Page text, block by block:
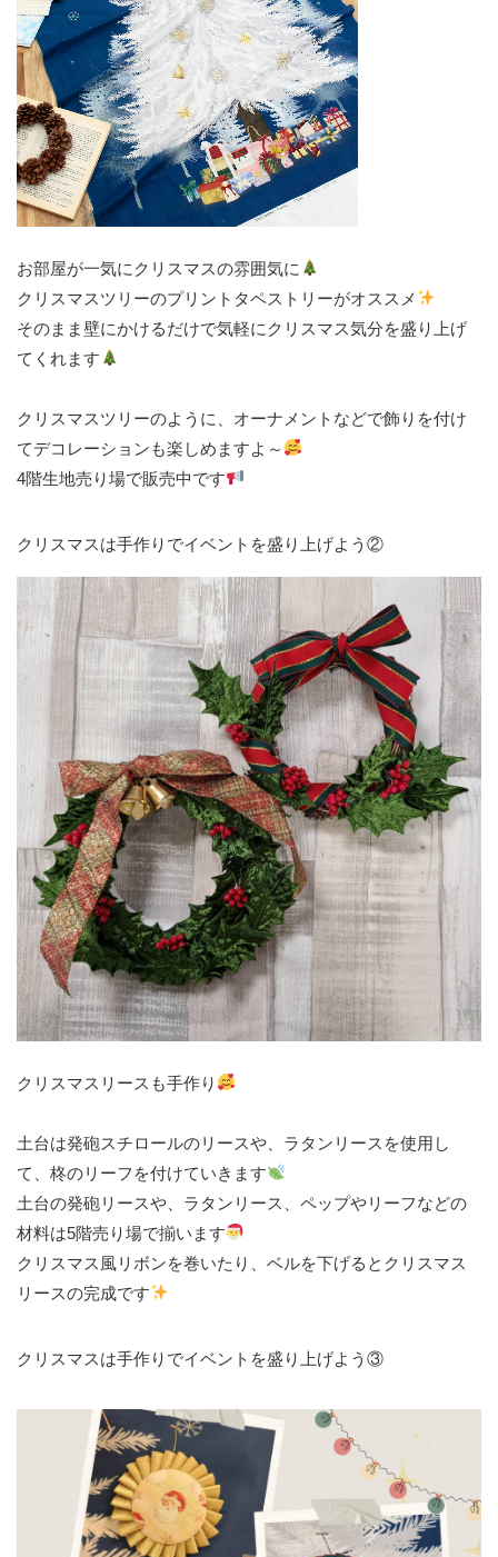
お部屋が一気にクリスマスの雰囲気に
クリスマスツリーのプリントタペストリーがオススメ
そのまま壁にかけるだけで気軽にクリスマス気分を盛り上げ
てくれます
クリスマスツリーのように、オーナメントなどで飾りを付け
てデコレーションも楽しめますよ～
4階生地売り場で販売中です
クリスマスは手作りでイベントを盛り上げよう②
クリスマスリースも手作り
土台は発砲スチロールのリースや、ラタンリースを使用し
て、柊のリーフを付けていきます
土台の発砲リースや、ラタンリース、ペップやリーフなどの
材料は5階売り場で揃います
クリスマス風リボンを巻いたり、ベルを下げるとクリスマス
リースの完成です
クリスマスは手作りでイベントを盛り上げよう③